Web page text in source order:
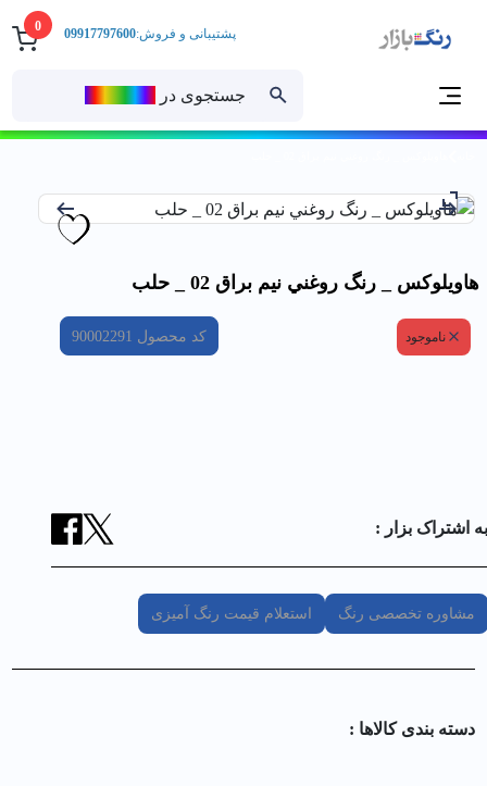
0
جستجوی در
پشتیبانی و فروش:09917797600
هاويلوكس _ رنگ روغني نيم براق 02 _ حلب
ناموجود کد محصول 90002291
به اشتراک بزار :
مشاوره تخصصی رنگ استعلام قیمت رنگ آمیزی
دسته بندی کالا‌ها :